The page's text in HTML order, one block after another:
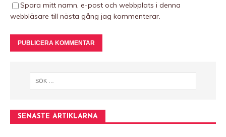
Spara mitt namn, e-post och webbplats i denna
webbläsare till nästa gång jag kommenterar.
n
a
SENASTE ARTIKLARNA